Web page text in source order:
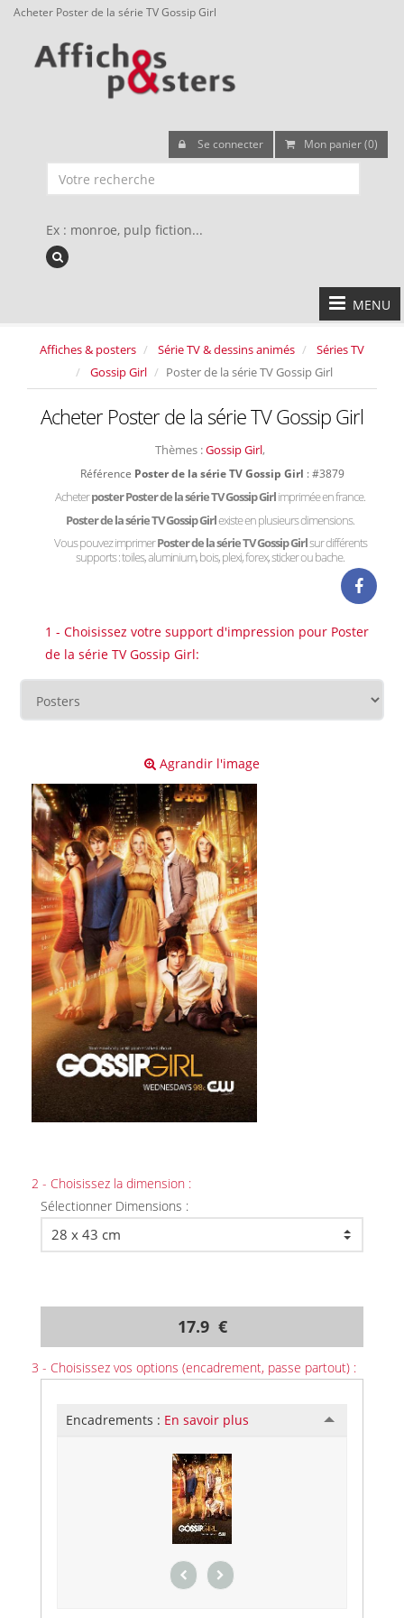
Acheter Poster de la série TV Gossip Girl
Se connecter Mon panier (0)
Ex : monroe, pulp fiction...
MENU
Affiches & posters Série TV & dessins animés
Séries TV
Gossip Girl
Poster de la série TV Gossip Girl
Acheter Poster de la série TV Gossip Girl
Thèmes :Gossip Girl,
Référence Poster de la série TV Gossip Girl : #3879
Acheterposter Poster de la série TV Gossip Girlimprimée en france.
Poster de la série TV Gossip Girlexiste en plusieurs dimensions.
Vous pouvez imprimerPoster de la série TV Gossip Girlsur différents
supports : toiles, aluminium, bois, plexi, forex, sticker ou bache.
1 - Choisissez votre support d'impression pour Poster
de la série TV Gossip Girl:
Agrandir l'image
2 - Choisissez la dimension :
Sélectionner Dimensions :
17.9 €
3 - Choisissez vos options (encadrement, passe partout) :
Encadrements : En savoir plus